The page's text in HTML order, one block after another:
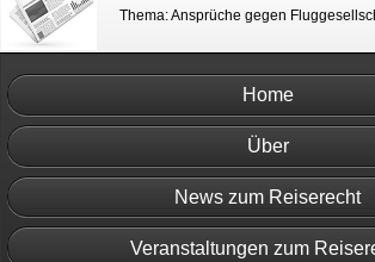
Home
Über
News zum Reiserecht
Veranstaltungen zum